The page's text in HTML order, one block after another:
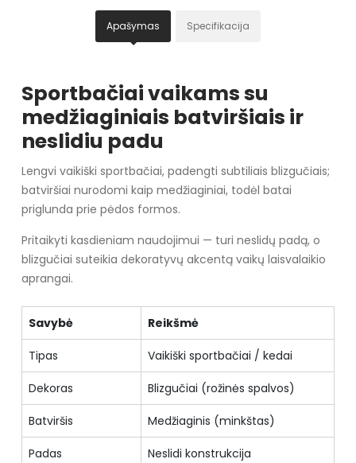
Apašymas Specifikacija
Sportbačiai vaikams su
medžiaginiais batviršiais ir
neslidiu padu
Lengvi vaikiški sportbačiai, padengti subtiliais blizgučiais;
batviršiai nurodomi kaip medžiaginiai, todėl batai
priglunda prie pėdos formos.
Pritaikyti kasdieniam naudojimui — turi neslidų padą, o
blizgučiai suteikia dekoratyvų akcentą vaikų laisvalaikio
aprangai.
Savybė Reikšmė
Tipas Vaikiški sportbačiai / kedai
Dekoras Blizgučiai (rožinės spalvos)
Batviršis Medžiaginis (minkštas)
Padas Neslidi konstrukcija